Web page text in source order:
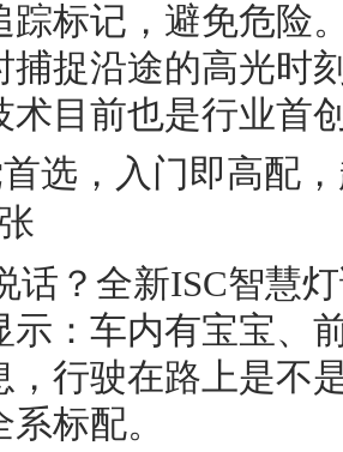
踪标记，避免危险
捕捉沿途的高光时
术目前也是行业首
话？全新ISC智慧
示：车内有宝宝、
，行驶在路上是不
标配。